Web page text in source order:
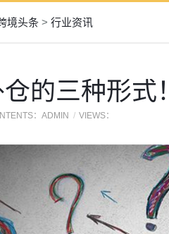
境头条 > 行业资讯
的三种形式！
：ADMIN VIEWS：